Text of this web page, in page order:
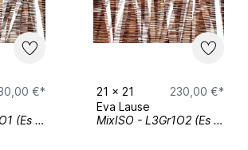
85a
€*
MixISO - L3Gr2O1 (Es wird blunt, aber klein)
21 x 21
230,00 €*
Eva Lause
MixISO - L3Gr1O2 (Es wird blunt, aber klein)